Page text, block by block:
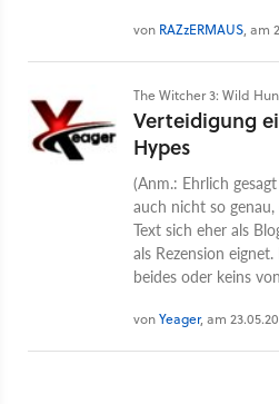
von RAZzERMAUS, am
The Witcher 3: Wild
Verteidigung
Hypes
(Anm.: Ehrlich
auch nicht so
Text sich eher als
als Rezension
beides oder keins
vonYeager, am